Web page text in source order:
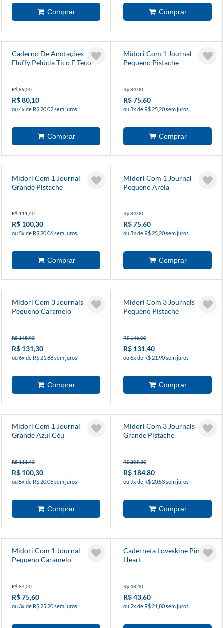
Caderno De Anotações
Fluffy Pelúcia Tico E Teco
R$ 89,00
R$ 80,10
ou 4x de R$ 20,02 sem juros
Midori Com 1 Journal
Pequeno Pistache
R$ 84,00
R$ 75,60
ou 3x de R$ 25,20 sem juros
Midori Com 1 Journal
Grande Pistache
R$ 111,40
R$ 100,30
ou 5x de R$ 20,06 sem juros
Midori Com 1 Journal
Pequeno Areia
R$ 84,00
R$ 75,60
ou 3x de R$ 25,20 sem juros
Midori Com 3 Journals
Pequeno Caramelo
R$ 145,90
R$ 131,30
ou 6x de R$ 21,88 sem juros
Midori Com 3 Journals
Pequeno Pistache
R$ 146,00
R$ 131,40
ou 6x de R$ 21,90 sem juros
Midori Com 1 Journal
Grande Azul Céu
R$ 111,40
R$ 100,30
ou 5x de R$ 20,06 sem juros
Midori Com 3 Journals
Grande Pistache
R$ 205,30
R$ 184,80
ou 9x de R$ 20,53 sem juros
Midori Com 1 Journal
Pequeno Caramelo
R$ 84,00
R$ 75,60
ou 3x de R$ 25,20 sem juros
Caderneta Loveskine Pink
Heart
R$ 48,40
R$ 43,60
ou 2x de R$ 21,80 sem juros